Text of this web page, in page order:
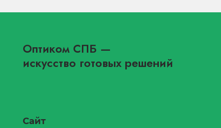
Оптиком СПБ —
искусство готовых решений
Сайт